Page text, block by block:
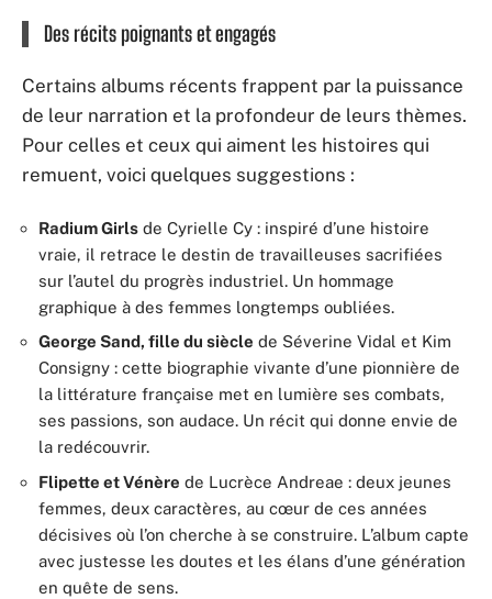
Des récits poignants et engagés
Certains albums récents frappent par la puissance
de leur narration et la profondeur de leurs thèmes.
Pour celles et ceux qui aiment les histoires qui
remuent, voici quelques suggestions :
Radium Girls de Cyrielle Cy : inspiré d’une histoire
vraie, il retrace le destin de travailleuses sacrifiées
sur l’autel du progrès industriel. Un hommage
graphique à des femmes longtemps oubliées.
George Sand, fille du siècle de Séverine Vidal et Kim
Consigny : cette biographie vivante d’une pionnière de
la littérature française met en lumière ses combats,
ses passions, son audace. Un récit qui donne envie de
la redécouvrir.
Flipette et Vénère de Lucrèce Andreae : deux jeunes
femmes, deux caractères, au cœur de ces années
décisives où l’on cherche à se construire. L’album capte
avec justesse les doutes et les élans d’une génération
en quête de sens.